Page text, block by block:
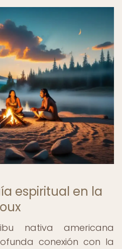
espiritual en la
nativa americana
conexión con la